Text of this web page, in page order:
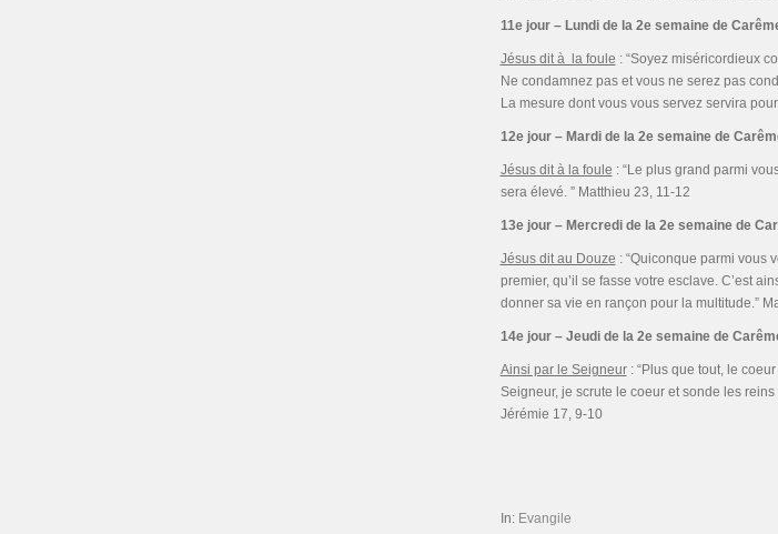
11e jour – Lundi de la 2e semaine de
Jésus dit à la foule : “Soyez miséricordieux
Ne condamnez pas et vous ne serez pas
La mesure dont vous vous servez servira
12e jour – Mardi de la 2e semaine de
Jésus dit à la foule : “Le plus grand parmi
sera élevé. ” Matthieu 23, 11-12
13e jour – Mercredi de la 2e semaine de
Jésus dit au Douze : “Quiconque parmi vous
premier, qu’il se fasse votre esclave. C’est
donner sa vie en rançon pour la multitude.”
14e jour – Jeudi de la 2e semaine de
Ainsi par le Seigneur: “Plus que tout, le
Seigneur, je scrute le coeur et sonde les
Jérémie 17, 9-10
In: Evangile